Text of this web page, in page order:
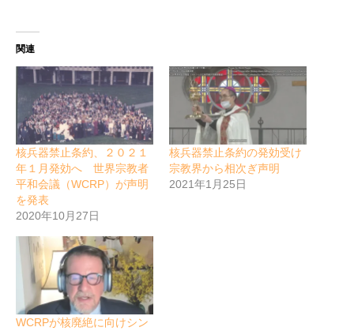
関連
核兵器禁止条約、２０２１
年１月発効へ 世界宗教者
平和会議（WCRP）が声明
を発表
2020年10月27日
核兵器禁止条約の発効受け
宗教界から相次ぎ声明
2021年1月25日
WCRPが核廃絶に向けシン